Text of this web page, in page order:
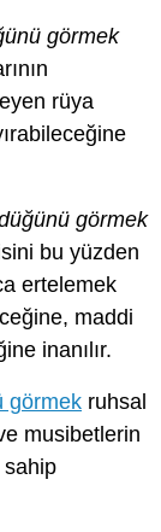
görmek
rüya
görmek
bu yüzden
ertelemek
maddi
inanılır.
görmek ruhsal
musibetlerin
sahip